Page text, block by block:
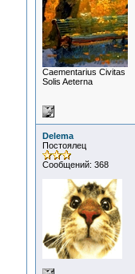
Сaementarius Civitas
Solis Aeterna
Delema
Постоялец
Сообщений: 368